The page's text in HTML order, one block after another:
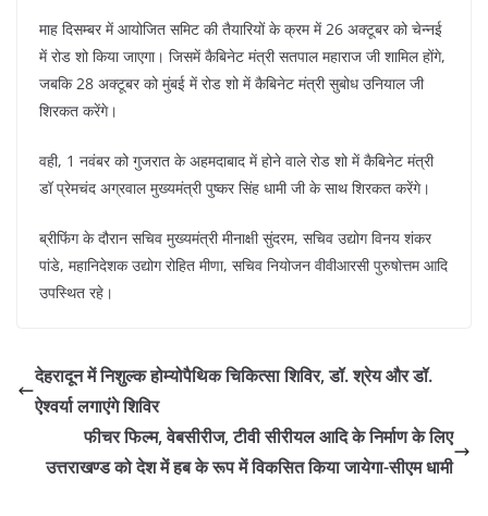
माह दिसम्बर में आयोजित समिट की तैयारियों के क्रम में 26 अक्टूबर को चेन्नई
में रोड शो किया जाएगा। जिसमें कैबिनेट मंत्री सतपाल महाराज जी शामिल होंगे,
जबकि 28 अक्टूबर को मुंबई में रोड शो में कैबिनेट मंत्री सुबोध उनियाल जी
शिरकत करेंगे।
वही, 1 नवंबर को गुजरात के अहमदाबाद में होने वाले रोड शो में कैबिनेट मंत्री
डॉ प्रेमचंद अग्रवाल मुख्यमंत्री पुष्कर सिंह धामी जी के साथ शिरकत करेंगे।
ब्रीफिंग के दौरान सचिव मुख्यमंत्री मीनाक्षी सुंदरम, सचिव उद्योग विनय शंकर
पांडे, महानिदेशक उद्योग रोहित मीणा, सचिव नियोजन वीवीआरसी पुरुषोत्तम आदि
उपस्थित रहे।
देहरादून में निशुल्क होम्योपैथिक चिकित्सा शिविर, डॉ. श्रेय और डॉ.
ऐश्वर्या लगाएंगे शिविर
फीचर फिल्म, वेबसीरीज, टीवी सीरीयल आदि के निर्माण के लिए
उत्तराखण्ड को देश में हब के रूप में विकसित किया जायेगा-सीएम धामी